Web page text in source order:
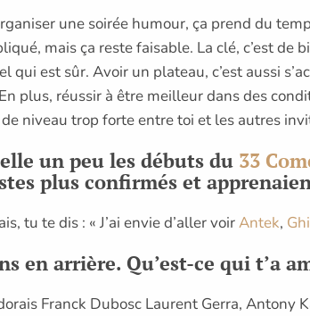
une soirée humour, ça prend du
mais ça reste faisable. La clé, c’est
qui est sûr. Avoir un plateau, c’est aussi
plus, réussir à être meilleur dans des
niveau trop forte entre toi et les autres
un peu les débuts du 33
plus confirmés et
tu te dis : « J’ai envie d’aller voirAntek,
en arrière. Qu’est-ce qui t’a
Franck Dubosc Laurent Gerra,